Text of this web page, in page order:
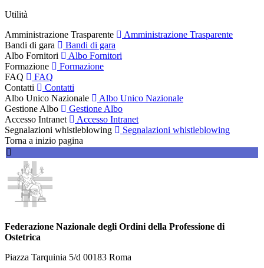
Utilità
Amministrazione Trasparente
Amministrazione Trasparente
Bandi di gara
Bandi di gara
Albo Fornitori
Albo Fornitori
Formazione
Formazione
FAQ
FAQ
Contatti
Contatti
Albo Unico Nazionale
Albo Unico Nazionale
Gestione Albo
Gestione Albo
Accesso Intranet
Accesso Intranet
Segnalazioni whistleblowing
Segnalazioni whistleblowing
Torna a inizio pagina
Federazione Nazionale degli Ordini della Professione di
Ostetrica
Piazza Tarquinia 5/d 00183 Roma